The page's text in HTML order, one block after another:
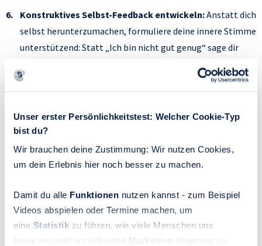
Unser erster Persönlichkeitstest: Welcher Cookie-Typ
bist du?
Wir brauchen deine Zustimmung: Wir nutzen Cookies,
um dein Erlebnis hier noch besser zu machen.
Damit du alle Funktionen nutzen kannst - zum Beispiel
Videos abspielen oder Termine machen, um
eine Statistik zu führen, wie viele Menschen uns
besuchen und um hilfreiche Marketing -Angebote zu
Konstruktives Selbst-Feedback entwickeln:Anstatt dich
selbst herunterzumachen, formuliere deine innere Stimme
unterstützend: Statt „Ich bin nicht gut genug“ sage dir
besser.“
die Kernpunkte der Rückmeldung in einer Mindmap oder
Liste, um emotionalen Abstand zu gewinnen und Muster zu
erkennen: Was betrifft dein Verhalten, was deine Wirkung?
So kannst du sachlich bewerten, was relevant ist, anstatt